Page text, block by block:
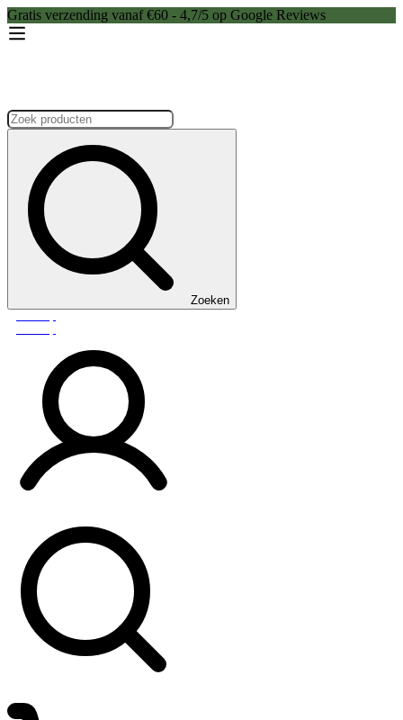
Gratis verzending vanaf €60 - 4,7/5 op Google Reviews
Zoeken:
Zoeken